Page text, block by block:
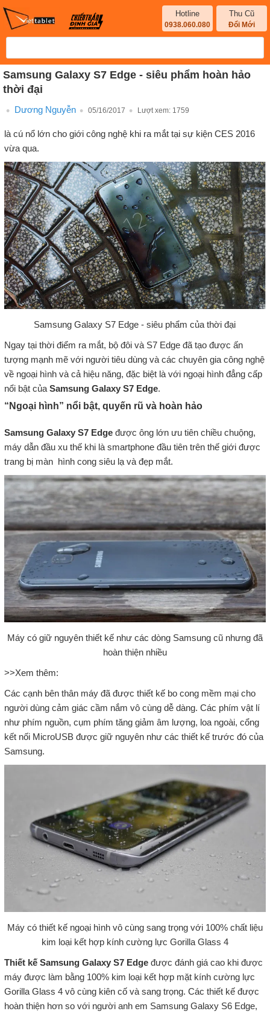
Hotline
0938.060.080
Thu Cũ
Đổi Mới
Samsung Galaxy S7 Edge - siêu phẩm hoàn hảo
thời đại
Dương Nguyễn 05/16/2017 Lượt xem: 1759
là cú nổ lớn cho giới công nghệ khi ra mắt tại sự kiện CES 2016
vừa qua.
Samsung Galaxy S7 Edge - siêu phẩm của thời đại
Ngay tại thời điểm ra mắt, bộ đôi và S7 Edge đã tạo được ấn
tượng mạnh mẽ với người tiêu dùng và các chuyên gia công nghệ
về ngoại hình và cả hiệu năng, đặc biệt là với ngoại hình đẳng cấp
nổi bật của Samsung Galaxy S7 Edge.
“Ngoại hình” nổi bật, quyến rũ và hoàn hảo
Samsung Galaxy S7 Edgeđược ông lớn ưu tiên chiều chuộng,
máy dẫn đầu xu thế khi là smartphone đầu tiên trên thế giới được
trang bị màn hình cong siêu lạ và đẹp mắt.
Máy có giữ nguyên thiết kế như các dòng Samsung cũ nhưng đã
hoàn thiện nhiều
>>Xem thêm:
Các cạnh bên thân máy đã được thiết kế bo cong mềm mại cho
người dùng cảm giác cầm nắm vô cùng dễ dàng. Các phím vật lí
như phím nguồn, cụm phím tăng giảm âm lượng, loa ngoài, cổng
kết nối MicroUSB được giữ nguyên như các thiết kế trước đó của
Samsung.
Máy có thiết kế ngoại hình vô cùng sang trọng với 100% chất liệu
kim loại kết hợp kính cường lực Gorilla Glass 4
Thiết kế Samsung Galaxy S7 Edgeđược đánh giá cao khi được
máy được làm bằng 100% kim loại kết hợp mặt kính cường lực
Gorilla Glass 4 vô cùng kiên cố và sang trọng. Các thiết kế được
hoàn thiện hơn so với người anh em Samsung Galaxy S6 Edge,